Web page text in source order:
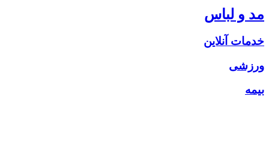
مد و لباس
خدمات آنلاین
ورزشی
بیمه